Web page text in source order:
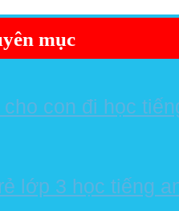
mục
con đi học
lớp 3 học tiếng